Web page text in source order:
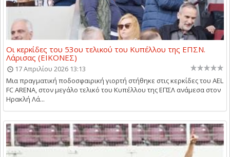
Οι κερκίδες του 53ου τελικού του Κυπέλλου της ΕΠΣΝ.
Λάρισας (ΕΙΚΟΝΕΣ)
17 Απριλίου 2026 13:13
Μια πραγματική ποδοσφαιρική γιορτή στήθηκε στις κερκίδες του AEL
FC ARENA, στον μεγάλο τελικό του Κυπέλλου της ΕΠΣΛ ανάμεσα στον
Ηρακλή Λά...